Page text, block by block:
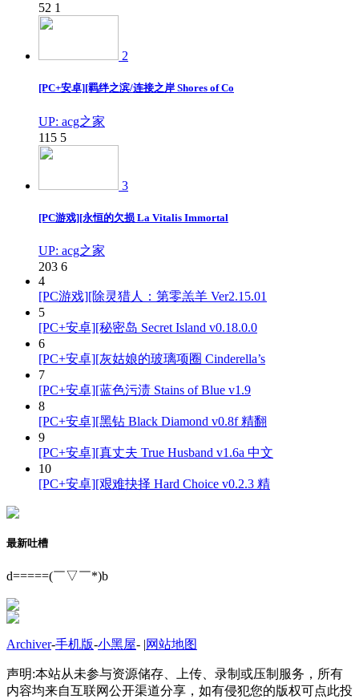
52 1
2
[PC+安卓][羁绊之滨/连接之岸 Shores of Co
UP: acg之家
115 5
3
[PC游戏][永恒的欠损 La Vitalis Immortal
UP: acg之家
203 6
4
[PC游戏][除灵猎人：第零羔羊 Ver2.15.01
5
[PC+安卓][秘密岛 Secret Island v0.18.0.0
6
[PC+安卓][灰姑娘的玻璃项圈 Cinderella’s
7
[PC+安卓][蓝色污渍 Stains of Blue v1.9
8
[PC+安卓][黑钻 Black Diamond v0.8f 精翻
9
[PC+安卓][真丈夫 True Husband v1.6a 中文
10
[PC+安卓][艰难抉择 Hard Choice v0.2.3 精
最新吐槽
d=====(￣▽￣*)b
Archiver-手机版-小黑屋- |网站地图
声明:本站从未参与资源储存、上传、录制或压制服务，所有
内容均来自互联网公开渠道分享，如有侵犯您的版权可点此投